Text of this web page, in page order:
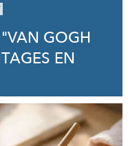
GOGH
EN